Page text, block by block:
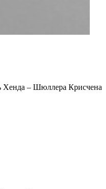
Хенда – Шюллера Крисчена